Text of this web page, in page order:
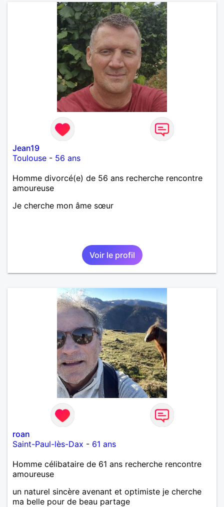
Jean19
Toulouse - 56 ans
Homme divorcé(e) de 56 ans recherche rencontre
amoureuse
Je cherche mon âme sœur
Voir le profil
roan
Saint-Paul-lès-Dax - 61 ans
Homme célibataire de 61 ans recherche rencontre
amoureuse
un naturel sincère avenant et optimiste je cherche
ma belle pour de beau partage